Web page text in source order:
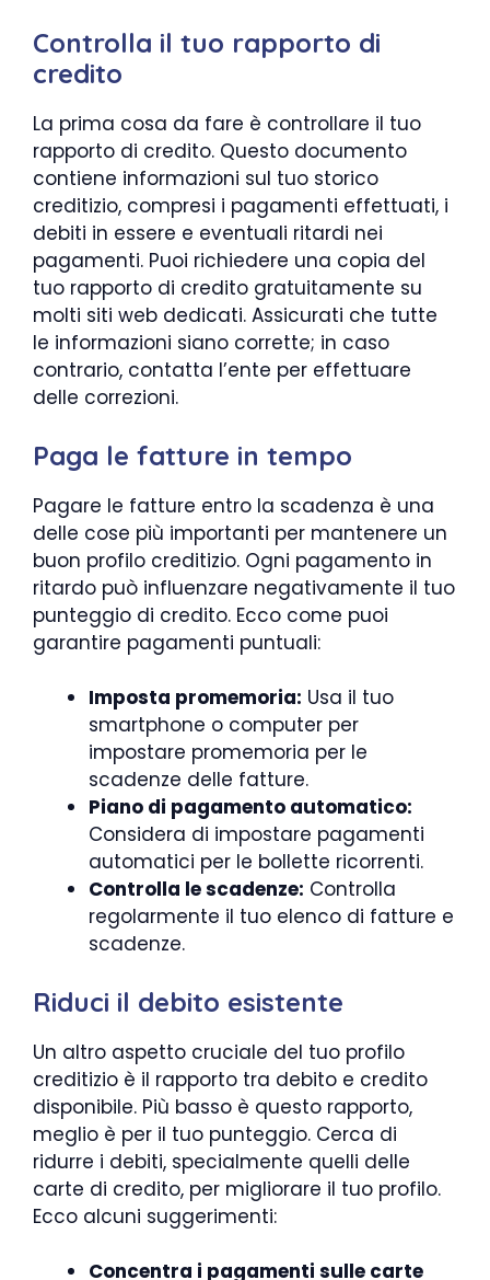
Controlla il tuo rapporto di
credito
La prima cosa da fare è controllare il tuo
rapporto di credito. Questo documento
contiene informazioni sul tuo storico
creditizio, compresi i pagamenti effettuati, i
debiti in essere e eventuali ritardi nei
pagamenti. Puoi richiedere una copia del
tuo rapporto di credito gratuitamente su
molti siti web dedicati. Assicurati che tutte
le informazioni siano corrette; in caso
contrario, contatta l’ente per effettuare
delle correzioni.
Paga le fatture in tempo
Pagare le fatture entro la scadenza è una
delle cose più importanti per mantenere un
buon profilo creditizio. Ogni pagamento in
ritardo può influenzare negativamente il tuo
punteggio di credito. Ecco come puoi
garantire pagamenti puntuali:
Imposta promemoria: Usa il tuo
smartphone o computer per
impostare promemoria per le
scadenze delle fatture.
Piano di pagamento automatico:
Considera di impostare pagamenti
automatici per le bollette ricorrenti.
Controlla le scadenze: Controlla
regolarmente il tuo elenco di fatture e
scadenze.
Riduci il debito esistente
Un altro aspetto cruciale del tuo profilo
creditizio è il rapporto tra debito e credito
disponibile. Più basso è questo rapporto,
meglio è per il tuo punteggio. Cerca di
ridurre i debiti, specialmente quelli delle
carte di credito, per migliorare il tuo profilo.
Ecco alcuni suggerimenti:
Concentra i pagamenti sulle carte